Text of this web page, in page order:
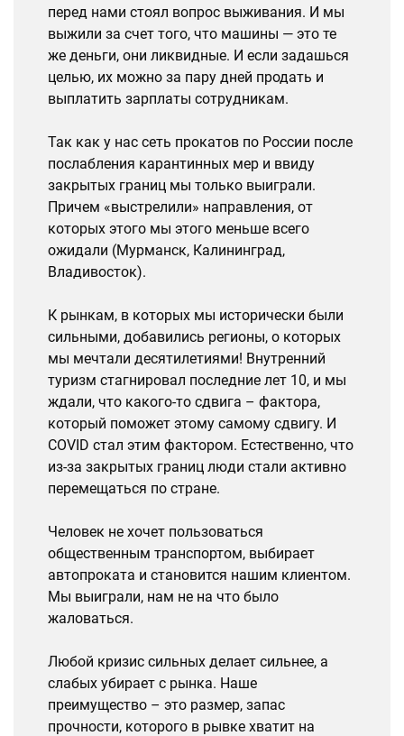
перед нами стоял вопрос выживания. И мы
выжили за счет того, что машины — это те
же деньги, они ликвидные. И если задашься
целью, их можно за пару дней продать и
выплатить зарплаты сотрудникам.
Так как у нас сеть прокатов по России после
послабления карантинных мер и ввиду
закрытых границ мы только выиграли.
Причем «выстрелили» направления, от
которых этого мы этого меньше всего
ожидали (Мурманск, Калининград,
Владивосток).
К рынкам, в которых мы исторически были
сильными, добавились регионы, о которых
мы мечтали десятилетиями! Внутренний
туризм стагнировал последние лет 10, и мы
ждали, что какого-то сдвига – фактора,
который поможет этому самому сдвигу. И
COVID стал этим фактором. Естественно, что
из-за закрытых границ люди стали активно
перемещаться по стране.
Человек не хочет пользоваться
общественным транспортом, выбирает
автопроката и становится нашим клиентом.
Мы выиграли, нам не на что было
жаловаться.
Любой кризис сильных делает сильнее, а
слабых убирает с рынка. Наше
преимущество – это размер, запас
прочности, которого в рывке хватит на